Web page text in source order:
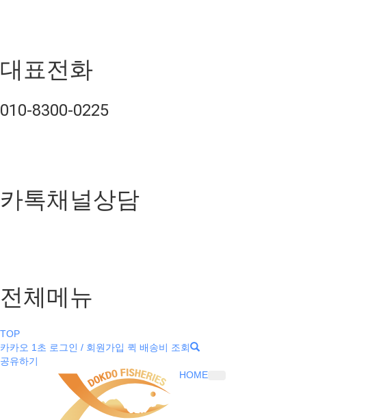
대표전화
010-8300-0225
카톡채널상담
전체메뉴
TOP
카카오 1초 로그인 / 회원가입 퀵 배송비 조회
공유하기
HOME